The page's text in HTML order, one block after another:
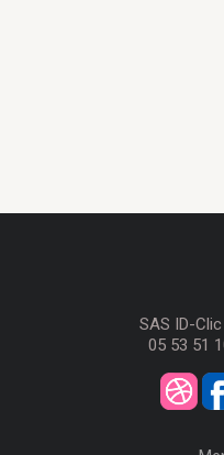
SAS ID-
05 53 51